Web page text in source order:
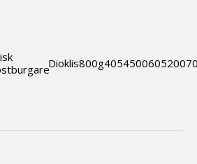
Dioklis800g40545006